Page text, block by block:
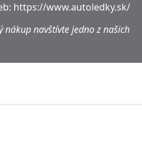
https://www.autoledky.sk/
nákup navštívte jedno z našich